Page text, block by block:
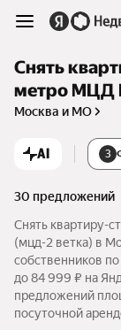
Снять
метро МЦД
Москва и МО
AI 3
30 предложений
Снять квартиру-
(мцд-2 ветка) в
собственников
до 84 999 ₽ на
предложений
посуточной